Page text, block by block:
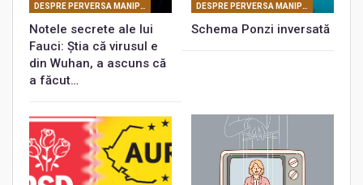
DESPRE PERVERSA MANIPULARE MASONICĂ
Notele secrete ale lui
Fauci: Știa că virusul e
din Wuhan, a ascuns că
a făcut…
DESPRE PERVERSA MANIPULARE MASONICĂ
Schema Ponzi inversată